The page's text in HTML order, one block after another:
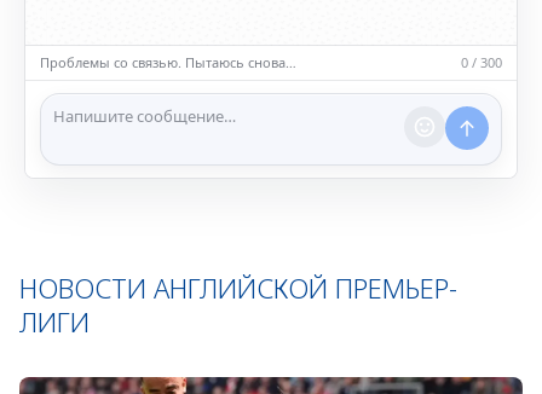
насилию.
ℹ️ Модераторы и администраторы вправе удалять
сообщения и ограничивать доступ к чату при
нарушении правил.
Проблемы со связью. Пытаюсь снова… 0 / 300
НОВОСТИ АНГЛИЙСКОЙ ПРЕМЬЕР-
ЛИГИ